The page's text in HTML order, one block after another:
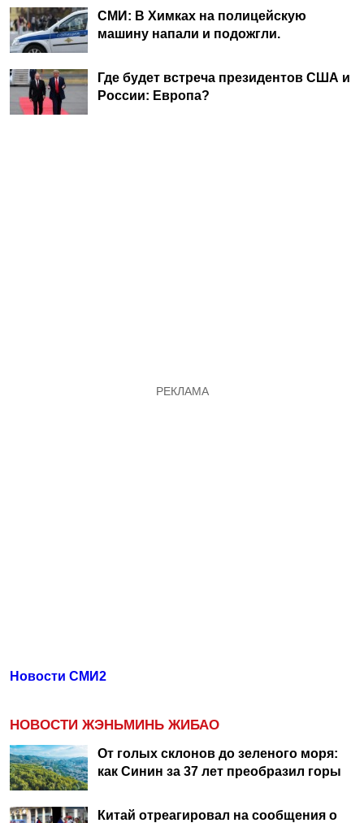
СМИ: В Химках на полицейскую
машину напали и подожгли.
Где будет встреча президентов США и
России: Европа?
Новости СМИ2
НОВОСТИ ЖЭНЬМИНЬ ЖИБАО
От голых склонов до зеленого моря:
как Синин за 37 лет преобразил горы
Китай отреагировал на сообщения о